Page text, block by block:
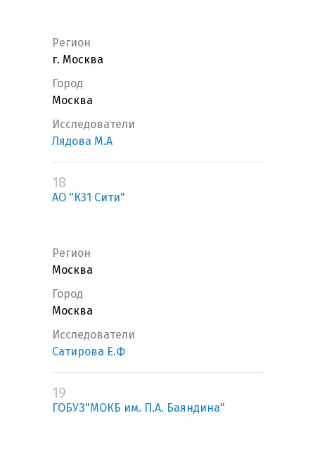
Регион
г. Москва
Город
Москва
Исследователи
Лядова М.А
18
АО "К31 Сити"
Регион
Москва
Город
Москва
Исследователи
Сатирова Е.Ф
19
ГОБУЗ"МОКБ им. П.А. Баяндина"